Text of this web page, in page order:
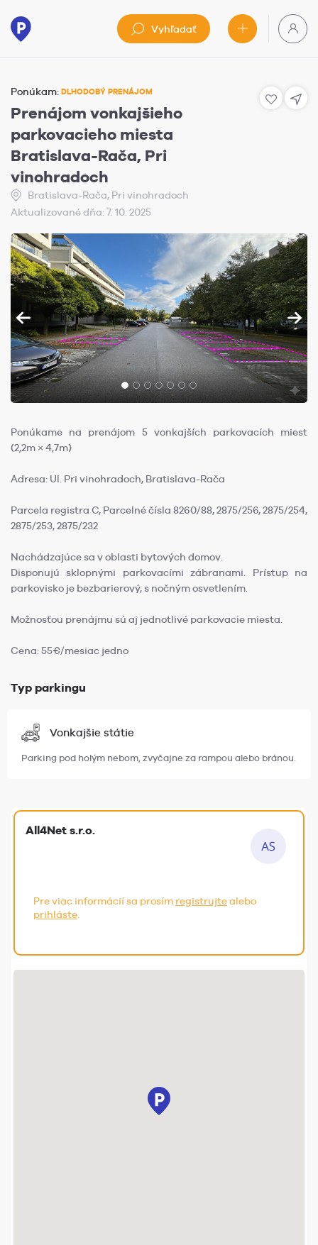
Vyhľadať
Ponúkam: DLHODOBÝ PRENÁJOM
Prenájom vonkajšieho
parkovacieho miesta
Bratislava-Rača, Pri
vinohradoch
Bratislava-Rača, Pri vinohradoch
Aktualizované dňa: 7. 10. 2025
Ponúkame na prenájom 5 vonkajších parkovacích miest
(2,2m × 4,7m)
Adresa: Ul. Pri vinohradoch, Bratislava-Rača
Parcela registra C, Parcelné čísla 8260/88, 2875/256, 2875/254,
2875/253, 2875/232
Nachádzajúce sa v oblasti bytových domov.
Disponujú sklopnými parkovacími zábranami. Prístup na
parkovisko je bezbarierový, s nočným osvetlením.
Možnosťou prenájmu sú aj jednotlivé parkovacie miesta.
Cena: 55€/mesiac jedno
Typ parkingu
Vonkajšie státie
Parking pod holým nebom, zvyčajne za rampou alebo bránou.
All4Net s.r.o.
Pre viac informácií sa prosím registrujtealebo
prihláste